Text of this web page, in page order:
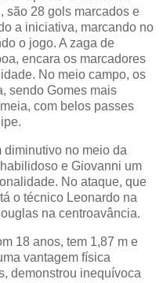
são 28 gols marcados e
a iniciativa, marcando no
o jogo. A zaga de
encara os marcadores
No meio campo, os
sendo Gomes mais
com belos passes
diminutivo no meio da
e Giovanni um
No ataque, que
o técnico Leonardo na
na centroavância.
18 anos, tem 1,87 m e
vantagem física
demonstrou inequívoca